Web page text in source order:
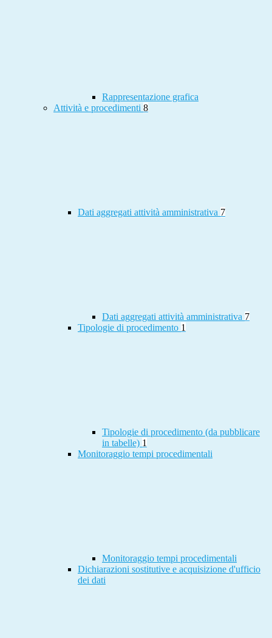
Rappresentazione grafica
Attività e procedimenti 8
Dati aggregati attività amministrativa 7
Dati aggregati attività amministrativa 7
Tipologie di procedimento 1
Tipologie di procedimento (da pubblicare
in tabelle) 1
Monitoraggio tempi procedimentali
Monitoraggio tempi procedimentali
Dichiarazioni sostitutive e acquisizione d'ufficio
dei dati